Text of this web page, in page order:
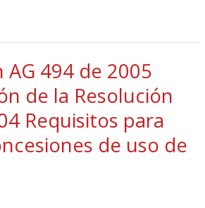
AG 494 de 2005
de la Resolución
Requisitos para
de uso de